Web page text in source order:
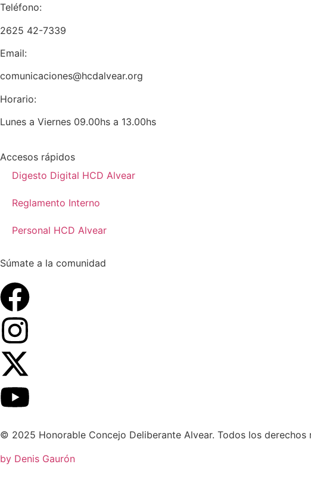
Teléfono:
2625 42-7339
Email:
comunicaciones@hcdalvear.org
Horario:
Lunes a Viernes 09.00hs a 13.00hs
Accesos rápidos
Digesto Digital HCD Alvear
Reglamento Interno
Personal HCD Alvear
Súmate a la comunidad
© 2025 Honorable Concejo Deliberante Alvear. Todos los derechos
by Denis Gaurón